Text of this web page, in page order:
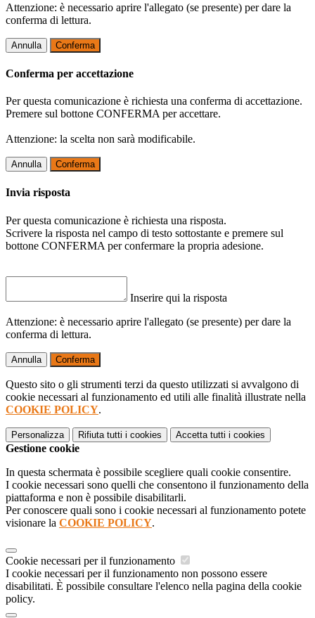
Attenzione: è necessario aprire l'allegato (se presente) per dare la
conferma di lettura.
Annulla Conferma
Conferma per accettazione
Per questa comunicazione è richiesta una conferma di accettazione.
Premere sul bottone CONFERMA per accettare.
Attenzione: la scelta non sarà modificabile.
Annulla Conferma
Invia risposta
Per questa comunicazione è richiesta una risposta.
Scrivere la risposta nel campo di testo sottostante e premere sul
bottone CONFERMA per confermare la propria adesione.
Inserire qui la risposta
Attenzione: è necessario aprire l'allegato (se presente) per dare la
conferma di lettura.
Annulla Conferma
Questo sito o gli strumenti terzi da questo utilizzati si avvalgono di
cookie necessari al funzionamento ed utili alle finalità illustrate nella
COOKIE POLICY.
Personalizza Rifiuta tutti i cookies Accetta tutti i cookies
Gestione cookie
In questa schermata è possibile scegliere quali cookie consentire.
I cookie necessari sono quelli che consentono il funzionamento della
piattaforma e non è possibile disabilitarli.
Per conoscere quali sono i cookie necessari al funzionamento potete
visionare la COOKIE POLICY.
Cookie necessari per il funzionamento
I cookie necessari per il funzionamento non possono essere
disabilitati. È possibile consultare l'elenco nella pagina della cookie
policy.